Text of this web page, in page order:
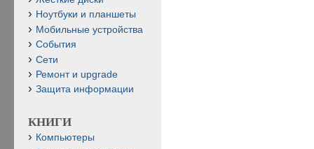
Ноутбуки и планшеты
Мобильные устройства
События
Сети
Ремонт и upgrade
Защита информации
КНИГИ
Компьютеры